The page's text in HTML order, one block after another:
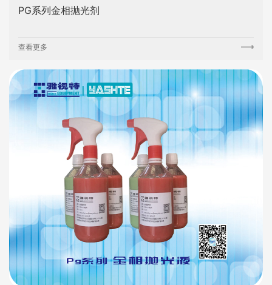
PG系列金相抛光剂
查看更多